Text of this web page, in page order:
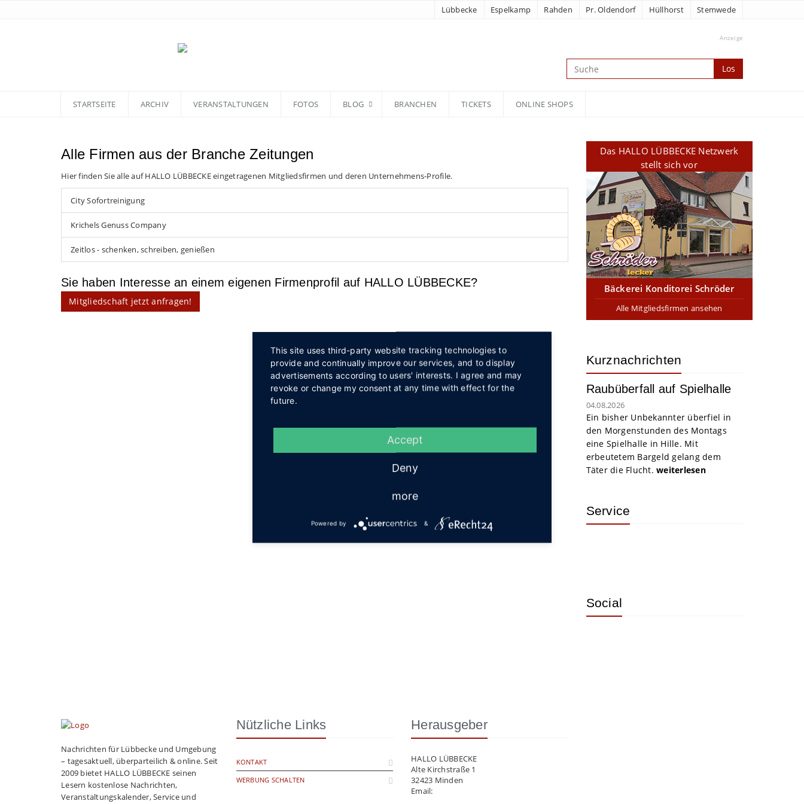
Lübbecke Espelkamp Rahden Pr. Oldendorf Hüllhorst Stemwede
Anzeige
Los
STARTSEITE ARCHIV VERANSTALTUNGEN FOTOS BLOG BRANCHEN TICKETS ONLINE SHOPS
Alle Firmen aus der Branche Zeitungen
Hier finden Sie alle auf HALLO LÜBBECKE eingetragenen Mitgliedsfirmen und deren Unternehmens-Profile.
City Sofortreinigung
Krichels Genuss Company
Zeitlos - schenken, schreiben, genießen
Sie haben Interesse an einem eigenen Firmenprofil auf HALLO LÜBBECKE?
Mitgliedschaft jetzt anfragen!
Das HALLO LÜBBECKE Netzwerk
stellt sich vor
Bäckerei Konditorei Schröder
Alle Mitgliedsfirmen ansehen
Kurznachrichten
Raubüberfall auf Spielhalle
04.08.2026
Ein bisher Unbekannter überfiel in
den Morgenstunden des Montags
eine Spielhalle in Hille. Mit
erbeutetem Bargeld gelang dem
Täter die Flucht. weiterlesen
Service
Social
Nachrichten für Lübbecke und Umgebung
– tagesaktuell, überparteilich & online. Seit
2009 bietet HALLO LÜBBECKE seinen
Lesern kostenlose Nachrichten,
Veranstaltungskalender, Service und
Nützliche Links
KONTAKT
WERBUNG SCHALTEN
Herausgeber
HALLO LÜBBECKE
Alte Kirchstraße 1
32423 Minden
Email:
This site uses third-party website tracking technologies to
provide and continually improve our services, and to display
advertisements according to users' interests. I agree and may
revoke or change my consent at any time with effect for the
future.
Accept
Deny
more
Powered by &